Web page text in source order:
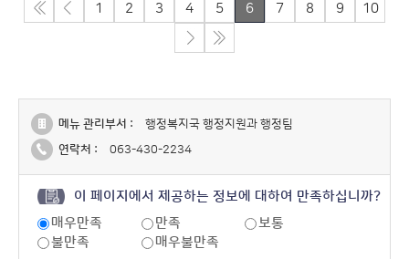
1 2 3 4 5 6 7 8 9 10
메뉴 관리부서 :
행정복지국 행정지원과 행정팀
연락처 :
063-430-2234
이 페이지에서 제공하는 정보에 대하여 만족하십니까?
매우만족
만족
보통
불만족
매우불만족